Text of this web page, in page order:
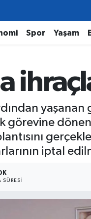
Spor Yaşam
görevine
iptal